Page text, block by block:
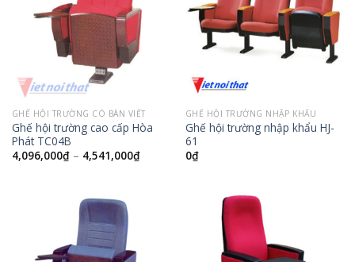
GHẾ HỘI TRƯỜNG CÓ BÀN VIẾT
Ghế hội trường cao cấp Hòa
Phát TC04B
4,096,000₫– 4,541,000₫
GHẾ HỘI TRƯỜNG NHẬP KHẨU
Ghế hội trường nhập khẩu HJ-
61
0₫